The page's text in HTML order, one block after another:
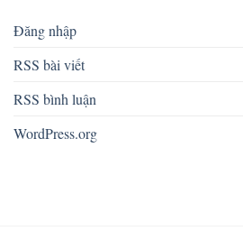
Đăng nhập
RSS bài viết
RSS bình luận
WordPress.org